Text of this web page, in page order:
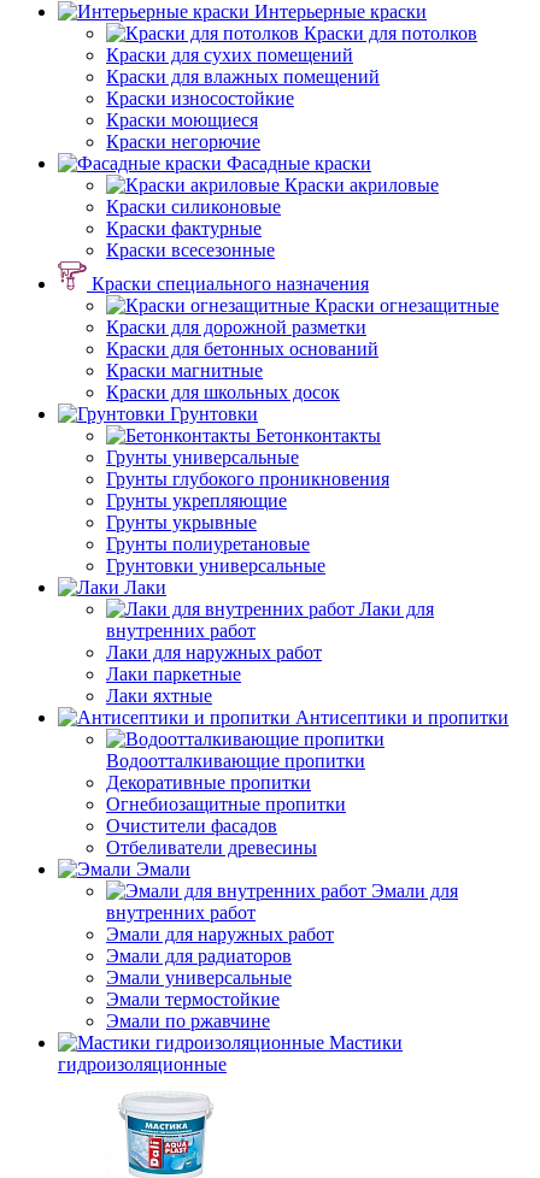
Интерьерные краски
Краски для потолков
Краски для сухих помещений
Краски для влажных помещений
Краски износостойкие
Краски моющиеся
Краски негорючие
Фасадные краски
Краски акриловые
Краски силиконовые
Краски фактурные
Краски всесезонные
Краски специального назначения
Краски огнезащитные
Краски для дорожной разметки
Краски для бетонных оснований
Краски магнитные
Краски для школьных досок
Грунтовки
Бетонконтакты
Грунты универсальные
Грунты глубокого проникновения
Грунты укрепляющие
Грунты укрывные
Грунты полиуретановые
Грунтовки универсальные
Лаки
Лаки для
внутренних работ
Лаки для наружных работ
Лаки паркетные
Лаки яхтные
Антисептики и пропитки
Водоотталкивающие пропитки
Декоративные пропитки
Огнебиозащитные пропитки
Очистители фасадов
Отбеливатели древесины
Эмали
Эмали для
внутренних работ
Эмали для наружных работ
Эмали для радиаторов
Эмали универсальные
Эмали термостойкие
Эмали по ржавчине
Мастики
гидроизоляционные